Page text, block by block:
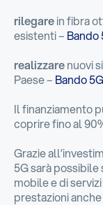
rilegarein fibra
esistenti – Bando
realizzarenuovi
Paese – Bando
Il finanziamento
coprire fino al
Grazie
5G sarà
mobile e di
prestazioni